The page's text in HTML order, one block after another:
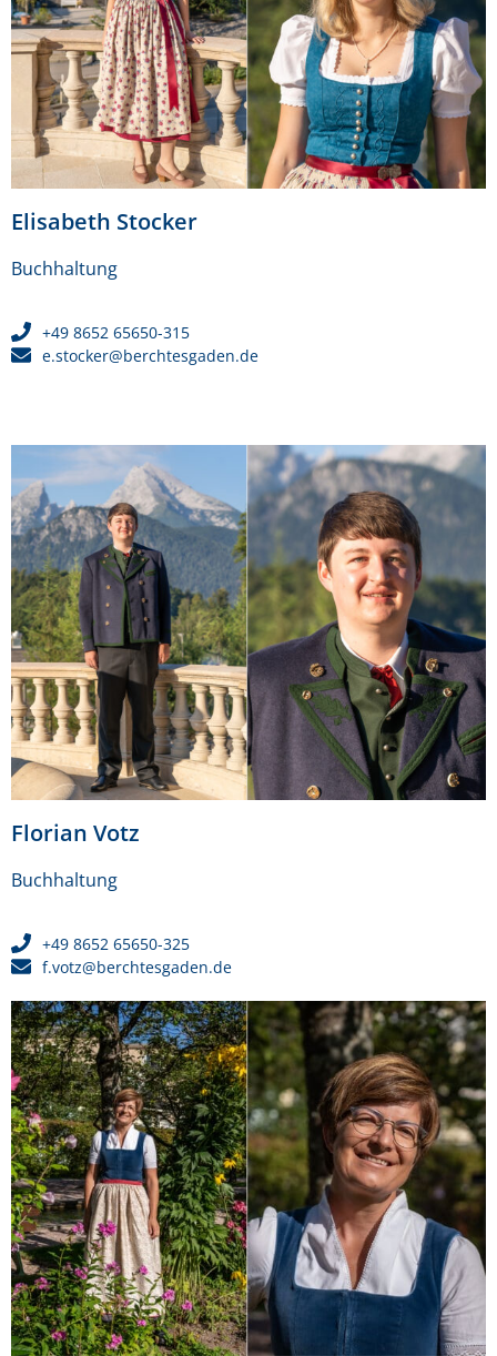
Elisabeth Stocker
Buchhaltung
+49 8652 65650-315
e.stocker@berchtesgaden.de
Florian Votz
Buchhaltung
+49 8652 65650-325
f.votz@berchtesgaden.de